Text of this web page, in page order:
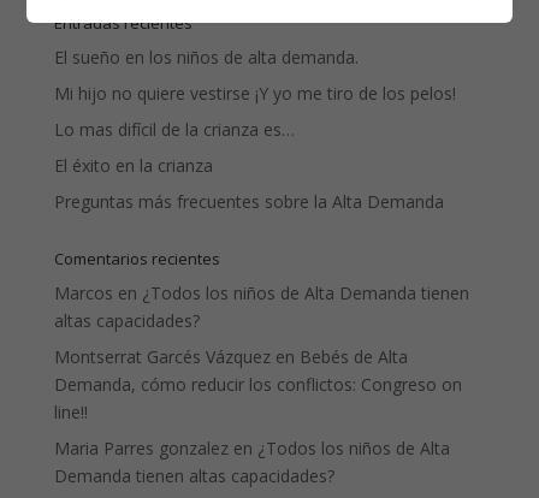
Entradas recientes
El sueño en los niños de alta demanda.
Mi hijo no quiere vestirse ¡Y yo me tiro de los pelos!
Lo mas difícil de la crianza es…
El éxito en la crianza
Preguntas más frecuentes sobre la Alta Demanda
Comentarios recientes
Marcos en ¿Todos los niños de Alta Demanda tienen
altas capacidades?
Montserrat Garcés Vázquezen Bebés de Alta
Demanda, cómo reducir los conflictos: Congreso on
line!!
Maria Parres gonzalezen ¿Todos los niños de Alta
Demanda tienen altas capacidades?